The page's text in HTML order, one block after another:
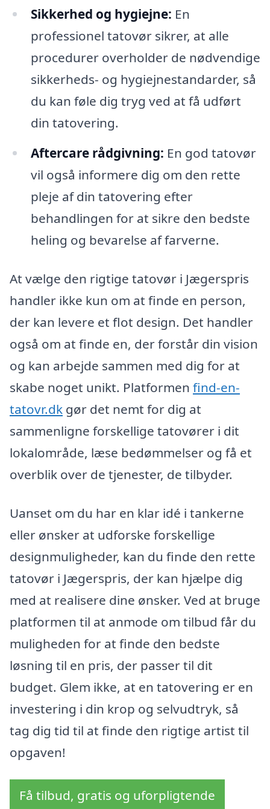
Sikkerhed og hygiejne: En
professionel tatovør sikrer, at alle
procedurer overholder de nødvendige
sikkerheds- og hygiejnestandarder, så
du kan føle dig tryg ved at få udført
din tatovering.
Aftercare rådgivning: En god tatovør
vil også informere dig om den rette
pleje af din tatovering efter
behandlingen for at sikre den bedste
heling og bevarelse af farverne.
At vælge den rigtige tatovør i Jægerspris
handler ikke kun om at finde en person,
der kan levere et flot design. Det handler
også om at finde en, der forstår din vision
og kan arbejde sammen med dig for at
skabe noget unikt. Platformen find-en-
tatovr.dk gør det nemt for dig at
sammenligne forskellige tatovører i dit
lokalområde, læse bedømmelser og få et
overblik over de tjenester, de tilbyder.
Uanset om du har en klar idé i tankerne
eller ønsker at udforske forskellige
designmuligheder, kan du finde den rette
tatovør i Jægerspris, der kan hjælpe dig
med at realisere dine ønsker. Ved at bruge
platformen til at anmode om tilbud får du
muligheden for at finde den bedste
løsning til en pris, der passer til dit
budget. Glem ikke, at en tatovering er en
investering i din krop og selvudtryk, så
tag dig tid til at finde den rigtige artist til
opgaven!
Få tilbud, gratis og uforpligtende